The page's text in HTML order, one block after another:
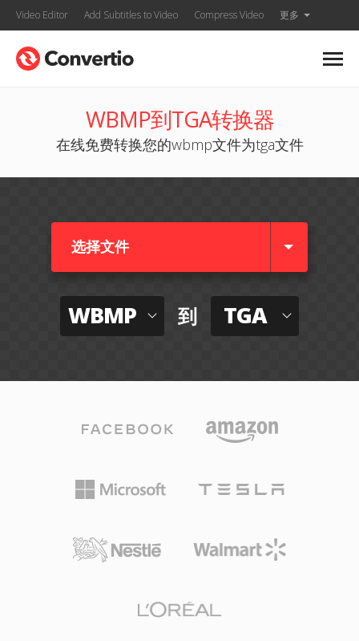
Video Editor Add Subtitles to Video Compress Video 更多
WBMP到TGA转换器
在线免费转换您的wbmp文件为tga文件
选择文件
WBMP 到 TGA